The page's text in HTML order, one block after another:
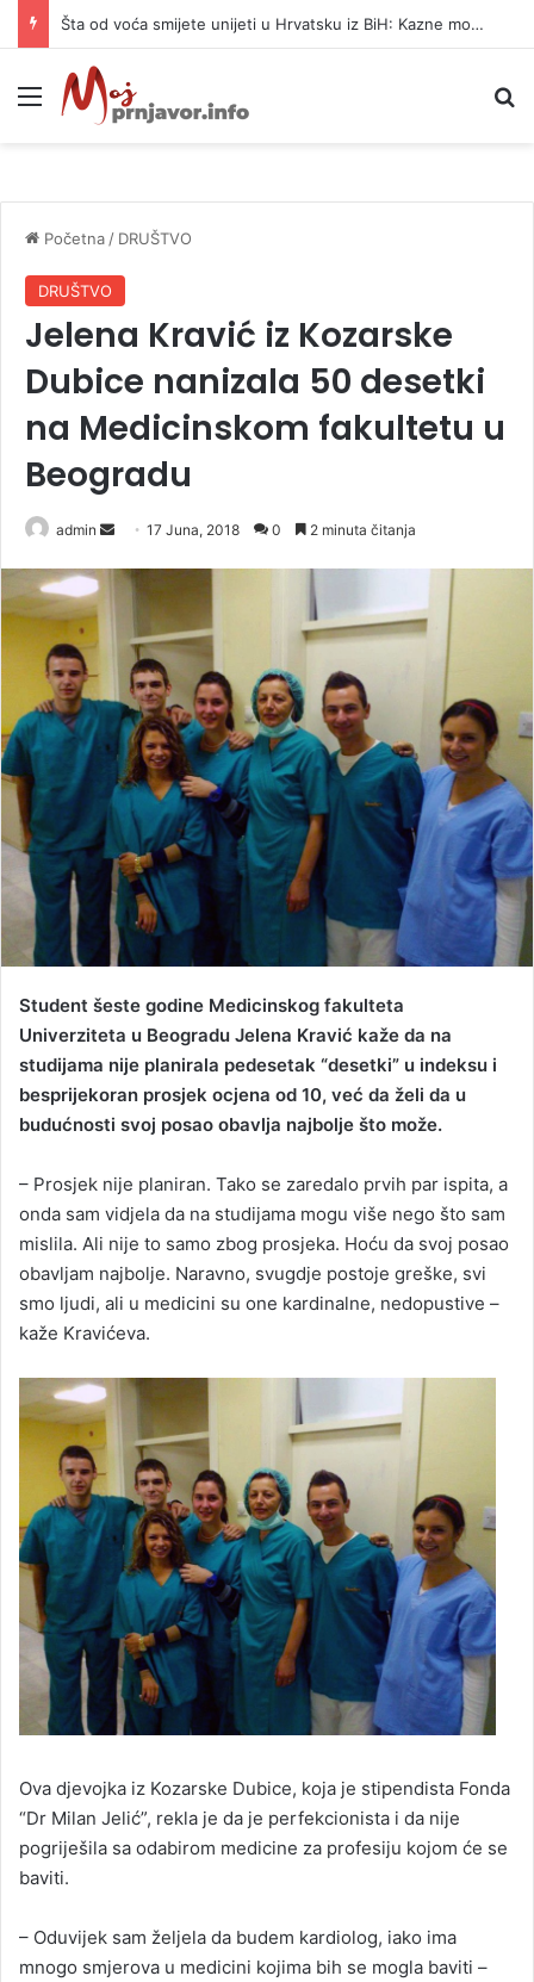
Šta od voća smijete unijeti u Hrvatsku iz BiH: Kazne mogu dostići 13.260 evra
Meni
Početna / DRUŠTVO
DRUŠTVO
Jelena Kravić iz Kozarske
Dubice nanizala 50 desetki
na Medicinskom fakultetu u
Beogradu
admin
n
e
m
a
i
l
17 Juna, 2018 0 2 minuta čitanja
Student šeste godine Medicinskog fakulteta
Univerziteta u Beogradu Jelena Kravić kaže da na
studijama nije planirala pedesetak “desetki” u indeksu i
besprijekoran prosjek ocjena od 10, već da želi da u
budućnosti svoj posao obavlja najbolje što može.
– Prosjek nije planiran. Tako se zaredalo prvih par ispita, a
onda sam vidjela da na studijama mogu više nego što sam
mislila. Ali nije to samo zbog prosjeka. Hoću da svoj posao
obavljam najbolje. Naravno, svugdje postoje greške, svi
smo ljudi, ali u medicini su one kardinalne, nedopustive –
kaže Kravićeva.
Ova djevojka iz Kozarske Dubice, koja je stipendista Fonda
“Dr Milan Jelić”, rekla je da je perfekcionista i da nije
pogriješila sa odabirom medicine za profesiju kojom će se
baviti.
– Oduvijek sam željela da budem kardiolog, iako ima
mnogo smjerova u medicini kojima bih se mogla baviti –